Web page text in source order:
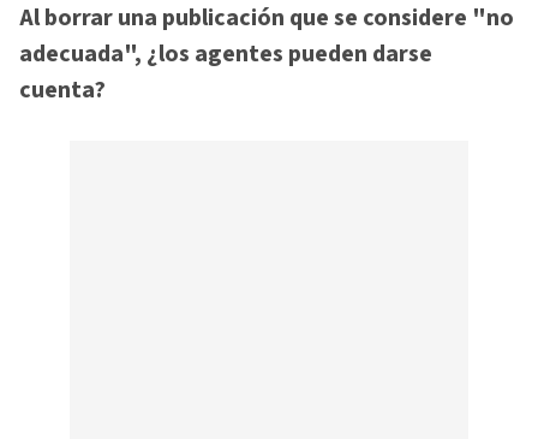
Al borrar una publicación que se considere "no
adecuada", ¿los agentes pueden darse
cuenta?